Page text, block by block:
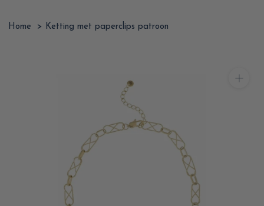
Home
> Ketting met paperclips patroon